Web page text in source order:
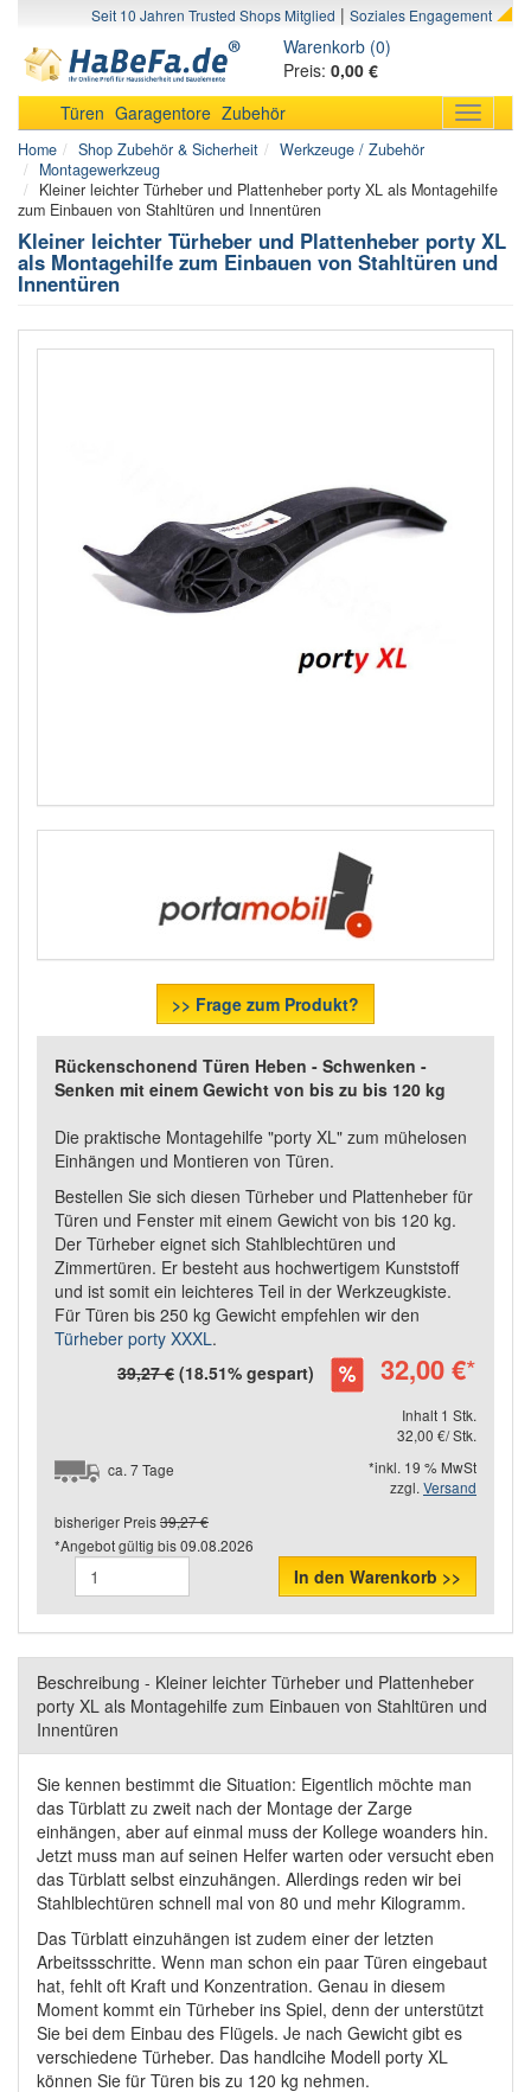
Seit 10 Jahren Trusted Shops Mitglied | Soziales Engagement
Warenkorb (0)
Preis: 0,00 €
Toggle
Türen Garagentore Zubehör
Home Shop Zubehör & Sicherheit
Werkzeuge / Zubehör
Montagewerkzeug
Kleiner leichter Türheber und Plattenheber porty XL als Montagehilfe
zum Einbauen von Stahltüren und Innentüren
Kleiner leichter Türheber und Plattenheber porty XL
als Montagehilfe zum Einbauen von Stahltüren und
Innentüren
>> Frage zum Produkt?
Rückenschonend Türen Heben - Schwenken -
Senken mit einem Gewicht von bis zu bis 120 kg
Die praktische Montagehilfe "porty XL" zum mühelosen
Einhängen und Montieren von Türen.
Bestellen Sie sich diesen Türheber und Plattenheber für
Türen und Fenster mit einem Gewicht von bis 120 kg.
Der Türheber eignet sich Stahlblechtüren und
Zimmertüren. Er besteht aus hochwertigem Kunststoff
und ist somit ein leichteres Teil in der Werkzeugkiste.
Für Türen bis 250 kg Gewicht empfehlen wir den
Türheber porty XXXL.
39,27 € (18.51% gespart) 32,00 €*
Inhalt 1 Stk.
32,00 €/ Stk.
ca. 7 Tage
*inkl. 19 % MwSt
zzgl. Versand
bisheriger Preis39,27 €
*Angebot gültig bis09.08.2026
In den Warenkorb >>
Beschreibung - Kleiner leichter Türheber und Plattenheber
porty XL als Montagehilfe zum Einbauen von Stahltüren und
Innentüren
Sie kennen bestimmt die Situation: Eigentlich möchte man
das Türblatt zu zweit nach der Montage der Zarge
einhängen, aber auf einmal muss der Kollege woanders hin.
Jetzt muss man auf seinen Helfer warten oder versucht eben
das Türblatt selbst einzuhängen. Allerdings reden wir bei
Stahlblechtüren schnell mal von 80 und mehr Kilogramm.
Das Türblatt einzuhängen ist zudem einer der letzten
Arbeitssschritte. Wenn man schon ein paar Türen eingebaut
hat, fehlt oft Kraft und Konzentration. Genau in diesem
Moment kommt ein Türheber ins Spiel, denn der unterstützt
Sie bei dem Einbau des Flügels. Je nach Gewicht gibt es
verschiedene Türheber. Das handlcihe Modell porty XL
können Sie für Türen bis zu 120 kg nehmen.